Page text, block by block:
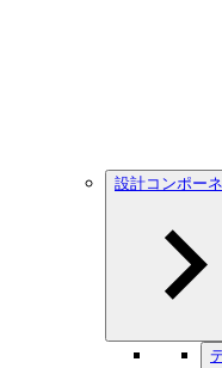
設計コンポー